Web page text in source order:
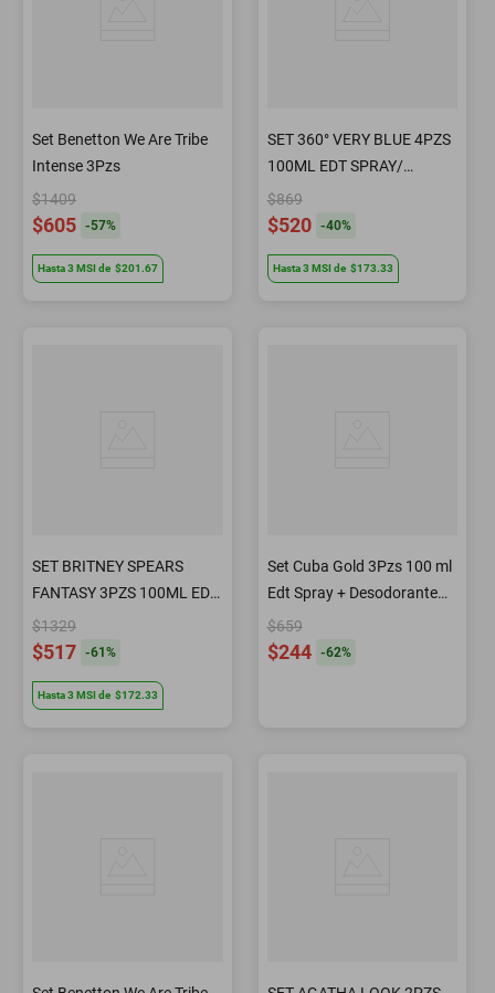
Set Benetton We Are Tribe
Intense 3Pzs
$1409
$605 -57%
Hasta3 MSIde $201.67
SET 360° VERY BLUE 4PZS
100ML EDT SPRAY/
SHOWER GEL 90ML/
DESODORANTE 200ML
$869
$520 -40%
Hasta3 MSIde $173.33
SET BRITNEY SPEARS
FANTASY 3PZS 100ML EDP
SPRAY/ SHOWER GEL
100ML/ CREMA
$1329
$517 -61%
Hasta3 MSIde $172.33
Set Cuba Gold 3Pzs 100 ml
Edt Spray + Desodorante
200 ml Spray + After Shave
100 ml de Cuba
$659
$244 -62%